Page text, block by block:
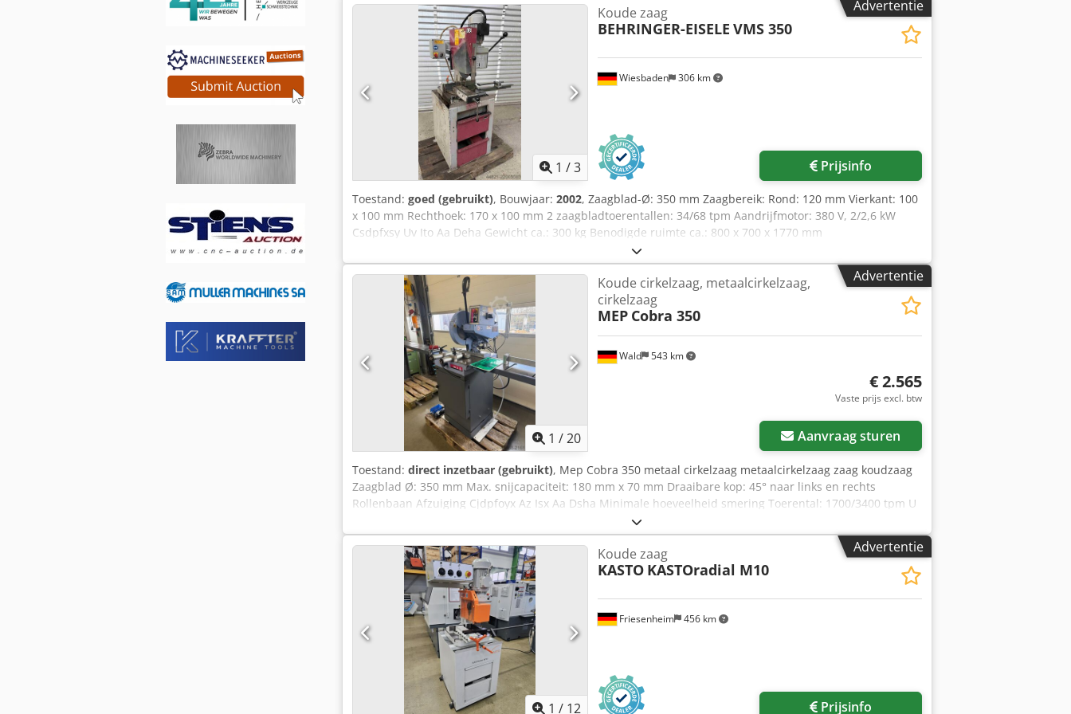
Italy. Weight: 480KG. Contact us for shipping possibilitie’s! € 2.000,00 Cedpszawmyefx Aa DshaAdvertentie
1 /3
Wiesbaden 306 km
Koude zaag
BEHRINGER-EISELE VMS 350
Prijsinfo
Toestand: goed (gebruikt), Bouwjaar: 2002, Zaagblad-Ø: 350 mm Zaagbereik: Rond: 120 mm Vierkant: 100
x 100 mm Rechthoek: 170 x 100 mm 2 zaagbladtoerentallen: 34/68 tpm Aandrijfmotor: 380 V, 2/2,6 kW
Csdpfxsy Uv Ito Aa Deha Gewicht ca.: 300 kg Benodigde ruimte ca.: 800 x 700 x 1770 mm
Advertentie
1 /20
Wald 543 km
Koude cirkelzaag, metaalcirkelzaag,
cirkelzaag
MEP Cobra 350
€ 2.565
Vaste prijs excl. btw
Aanvraag sturen
Toestand: direct inzetbaar (gebruikt), Mep Cobra 350 metaal cirkelzaag metaalcirkelzaag zaag koudzaag
Zaagblad Ø: 350 mm Max. snijcapaciteit: 180 mm x 70 mm Draaibare kop: 45° naar links en rechts
Rollenbaan Afzuiging Cjdpfoyx Az Isx Aa Dsha Minimale hoeveelheid smering Toerental: 1700/3400 tpm U
bent van harte welkom om de machine te komen bezichtigen. Wij kunnen voordelig transport voor u
regelen! U ontvangt een nette factuur. Voor buitenlandse klanten kan ook een factuur zonder btw worden
opgesteld, mits u een geldig btw-nummer heeft. Tussentijdse verkoop voorbehouden. Bezoek onze shop
en bekijk ook onze andere aanbiedingen. Vermelde merknamen en handelsmerken zijn eigendom van
hun respectievelijke eigenaren en worden uitsluitend gebruikt voor identificatie en productbeschrijving.
Afwijkingen van technische gegevens en fouten in de artikelbeschrijving zijn voorbehouden.
Advertentie
1 / 12
Friesenheim 456 km
Koude zaag
KASTO KASTOradial M10
Prijsinfo